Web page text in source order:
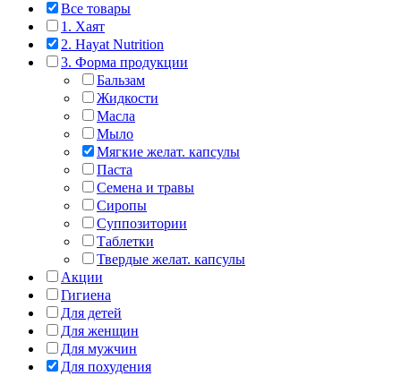
Все товары
1. Хаят
2. Hayat Nutrition
3. Форма продукции
Бальзам
Жидкости
Масла
Мыло
Мягкие желат. капсулы
Паста
Семена и травы
Сиропы
Суппозитории
Таблетки
Твердые желат. капсулы
Акции
Гигиена
Для детей
Для женщин
Для мужчин
Для похудения